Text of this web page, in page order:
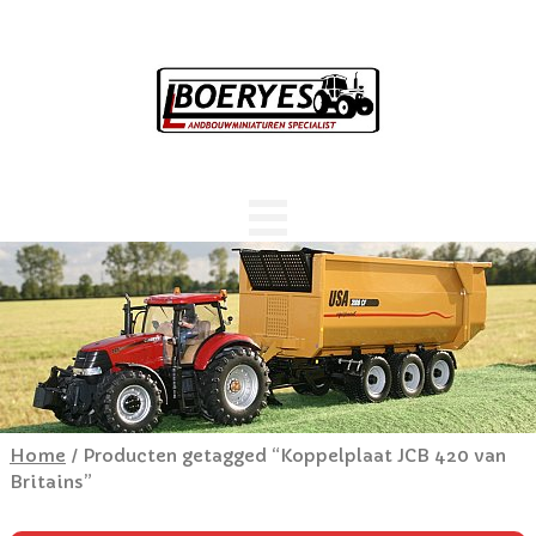
Home / Producten getagged “Koppelplaat JCB 420 van
Britains”